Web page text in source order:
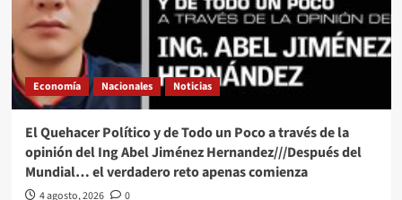
Economía Nacionales Noticias
El Quehacer Político y de Todo un Poco a través de la
opinión del Ing Abel Jiménez Hernandez///Después del
Mundial… el verdadero reto apenas comienza
4 agosto, 2026 0